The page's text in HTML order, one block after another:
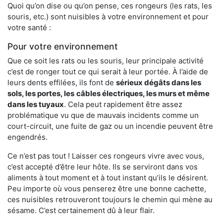
Quoi qu’on dise ou qu’on pense, ces rongeurs (les rats, les
souris, etc.) sont nuisibles à votre environnement et pour
votre santé :
Pour votre environnement
Que ce soit les rats ou les souris, leur principale activité
c’est de ronger tout ce qui serait à leur portée. À l’aide de
leurs dents effilées, ils font de sérieux dégâts dans les
sols, les portes, les câbles électriques, les murs et même
dans les tuyaux. Cela peut rapidement être assez
problématique vu que de mauvais incidents comme un
court-circuit, une fuite de gaz ou un incendie peuvent être
engendrés.
Ce n’est pas tout ! Laisser ces rongeurs vivre avec vous,
c’est accepté d’être leur hôte. Ils se serviront dans vos
aliments à tout moment et à tout instant qu’ils le désirent.
Peu importe où vous penserez être une bonne cachette,
ces nuisibles retrouveront toujours le chemin qui mène au
sésame. C’est certainement dû à leur flair.